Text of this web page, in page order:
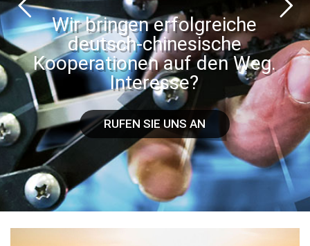
Wir bringen erfolgreiche
deutsch-chinesische
Kooperationen auf den Weg.
Interesse?